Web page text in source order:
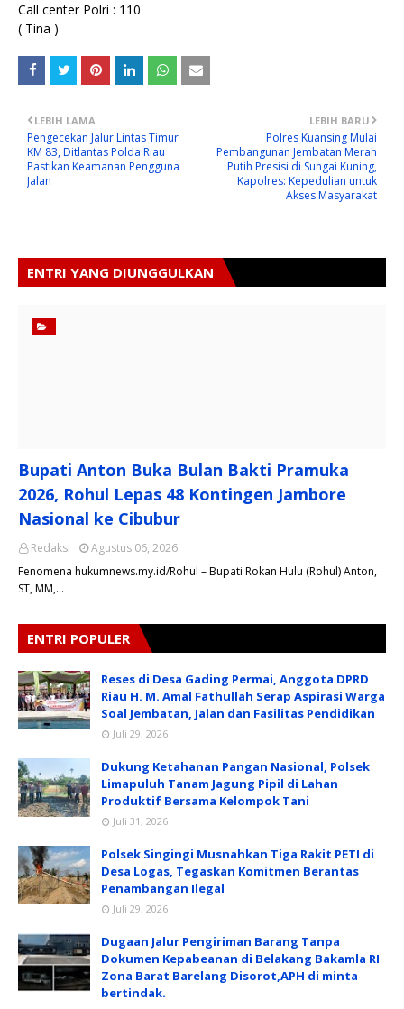
Call center Polri : 110
( Tina )
LEBIH BARU
Polres Kuansing Mulai
Pembangunan Jembatan Merah
Putih Presisi di Sungai Kuning,
Kapolres: Kepedulian untuk
Akses Masyarakat
LEBIH LAMA
Pengecekan Jalur Lintas Timur
KM 83, Ditlantas Polda Riau
Pastikan Keamanan Pengguna
Jalan
ENTRI YANG DIUNGGULKAN
Bupati Anton Buka Bulan Bakti Pramuka
2026, Rohul Lepas 48 Kontingen Jambore
Nasional ke Cibubur
Redaksi
Agustus 06, 2026
​Fenomena hukumnews.my.id/Rohul – Bupati Rokan Hulu (Rohul) Anton,
ST, MM,…
ENTRI POPULER
Reses di Desa Gading Permai, Anggota DPRD
Riau H. M. Amal Fathullah Serap Aspirasi Warga
Soal Jembatan, Jalan dan Fasilitas Pendidikan
Juli 29, 2026
Dukung Ketahanan Pangan Nasional, Polsek
Limapuluh Tanam Jagung Pipil di Lahan
Produktif Bersama Kelompok Tani
Juli 31, 2026
Polsek Singingi Musnahkan Tiga Rakit PETI di
Desa Logas, Tegaskan Komitmen Berantas
Penambangan Ilegal
Juli 29, 2026
Dugaan Jalur Pengiriman Barang Tanpa
Dokumen Kepabeanan di Belakang Bakamla RI
Zona Barat Barelang Disorot,APH di minta
bertindak.